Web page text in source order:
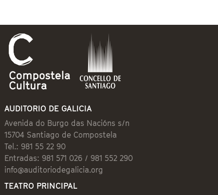
AUDITORIO DE GALICIA
Avenida do Burgo das Nacións s/n
15704 Santiago de Compostela
Tel.: 981 55 22 90
Entradas: 981 571 026 / 981 552 290
info@auditoriodegalicia.org
TEATRO PRINCIPAL